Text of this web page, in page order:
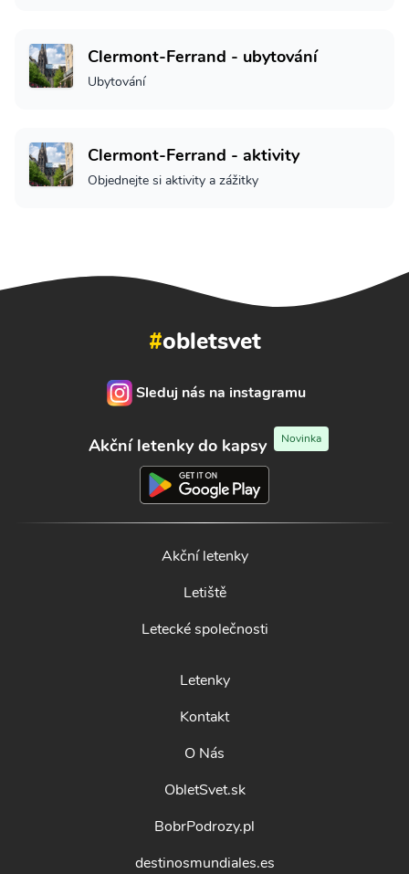
Clermont-Ferrand - ubytování
Ubytování
Clermont-Ferrand - aktivity
Objednejte si aktivity a zážitky
#obletsvet
Sleduj nás na instagramu
Akční letenky do kapsy Novinka
Akční letenky
Letiště
Letecké společnosti
Letenky
Kontakt
O Nás
ObletSvet.sk
BobrPodrozy.pl
destinosmundiales.es